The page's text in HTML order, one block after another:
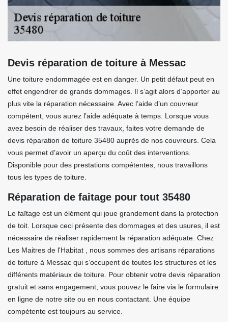
Devis réparation de toiture à Messac
Une toiture endommagée est en danger. Un petit défaut peut en
effet engendrer de grands dommages. Il s’agit alors d’apporter au
plus vite la réparation nécessaire. Avec l’aide d’un couvreur
compétent, vous aurez l’aide adéquate à temps. Lorsque vous
avez besoin de réaliser des travaux, faites votre demande de
devis réparation de toiture 35480 auprès de nos couvreurs. Cela
vous permet d’avoir un aperçu du coût des interventions.
Disponible pour des prestations compétentes, nous travaillons
tous les types de toiture.
Réparation de faitage pour tout 35480
Le faîtage est un élément qui joue grandement dans la protection
de toit. Lorsque ceci présente des dommages et des usures, il est
nécessaire de réaliser rapidement la réparation adéquate. Chez
Les Maitres de l'Habitat , nous sommes des artisans réparations
de toiture à Messac qui s’occupent de toutes les structures et les
différents matériaux de toiture. Pour obtenir votre devis réparation
gratuit et sans engagement, vous pouvez le faire via le formulaire
en ligne de notre site ou en nous contactant. Une équipe
compétente est toujours au service.